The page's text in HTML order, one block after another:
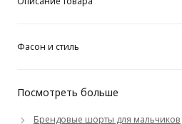
Посмотреть больше
Брендовые шорты для мальчиков
Фасон и стиль